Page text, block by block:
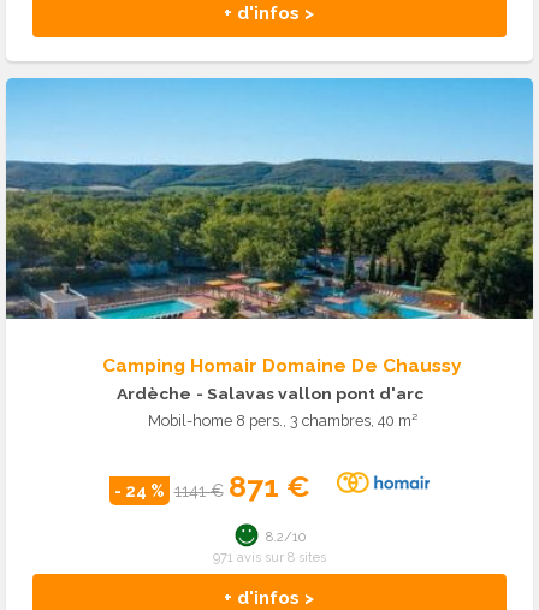
+ d'infos >
Camping Homair Domaine De Chaussy
Ardèche - Salavas vallon pont d'arc
Mobil-home 8 pers., 3 chambres, 40 m²
- 24 % 1141 € 871 €
+ d'infos >
8.2/10
971 avis sur 8 sites